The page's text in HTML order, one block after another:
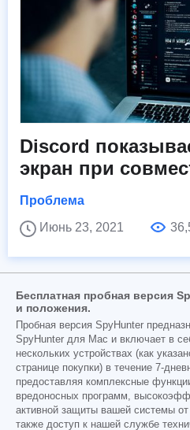
Discord
экран при
Проблема
Июнь 23, 2021
Бесплатная пробная версия
и положения.
Пробная версия SpyHunter
SpyHunter для Mac и включает в
нескольких устройствах (как
странице покупки) в течение 7-
предоставляя комплексные
вредоносных программ,
активной защиты вашей системы
также доступ к нашей службе